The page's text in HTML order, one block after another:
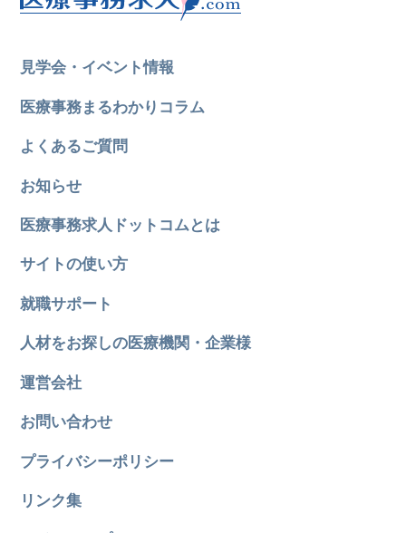
見学会・イベント情報
医療事務まるわかりコラム
よくあるご質問
お知らせ
医療事務求人ドットコムとは
サイトの使い方
就職サポート
人材をお探しの医療機関・企業様
運営会社
お問い合わせ
プライバシーポリシー
リンク集